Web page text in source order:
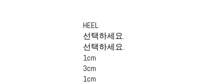
HEEL
선택하세요.
선택하세요.
1cm
3cm
1cm